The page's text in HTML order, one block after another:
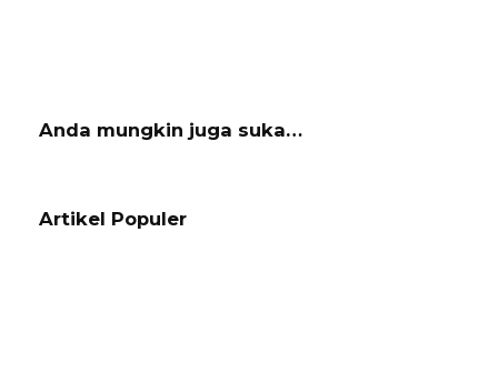
Navigasi
Anda mungkin juga suka…
Artikel Populer